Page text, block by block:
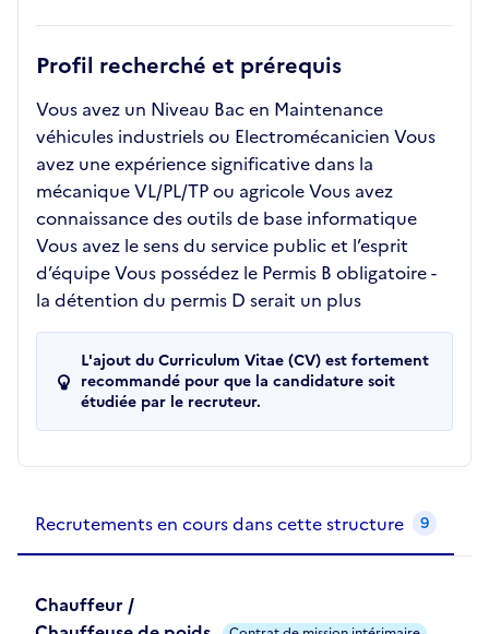
Profil recherché et prérequis
Vous avez un Niveau Bac en Maintenance
véhicules industriels ou Electromécanicien Vous
avez une expérience significative dans la
mécanique VL/PL/TP ou agricole Vous avez
connaissance des outils de base informatique
Vous avez le sens du service public et l’esprit
d’équipe Vous possédez le Permis B obligatoire -
la détention du permis D serait un plus
L'ajout du Curriculum Vitae (CV) est fortement
recommandé pour que la candidature soit
étudiée par le recruteur.
Recrutements en cours dans cette structure 9
Chauffeur /